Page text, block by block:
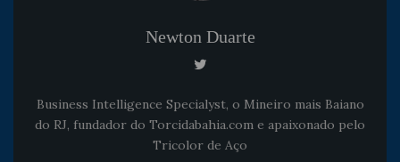
Newton Duarte
Business Intelligence Specialyst, o Mineiro mais Baiano
do RJ, fundador do Torcidabahia.com e apaixonado pelo
Tricolor de Aço